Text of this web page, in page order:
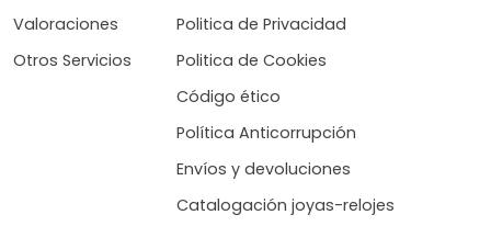
Valoraciones
Otros Servicios
Politica de Privacidad
Politica de Cookies
Código ético
Política Anticorrupción
Envíos y devoluciones
Catalogación joyas-relojes